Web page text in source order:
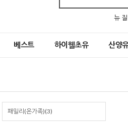
뉴
베스트 하이웰초유 산양
패밀리(온가족)(3)